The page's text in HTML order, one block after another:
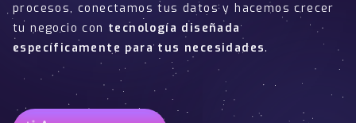
procesos, conectamos tus datos y hacemos crecer
tu negocio con tecnología diseñada
específicamente para tus necesidades.